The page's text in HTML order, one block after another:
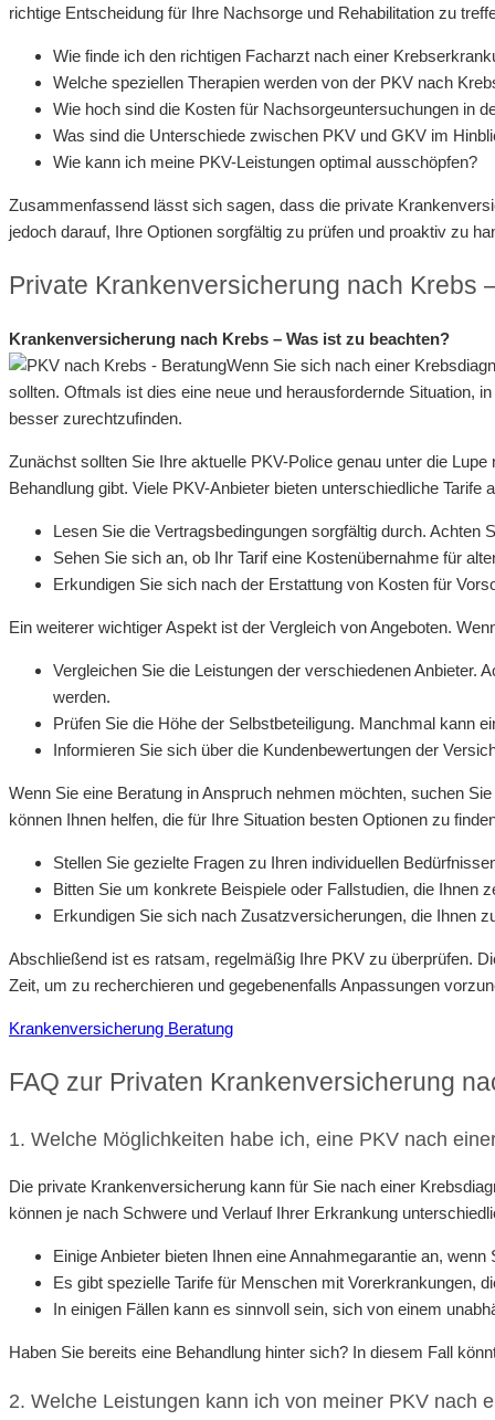
richtige Entscheidung für Ihre Nachsorge und Rehabilitation zu
Wie finde ich den richtigen Facharzt nach einer
Welche speziellen Therapien werden von der PKV nach
Wie hoch sind die Kosten für Nachsorgeuntersuchungen in
Was sind die Unterschiede zwischen PKV und GKV im
Wie kann ich meine PKV-Leistungen optimal ausschöpfen?
Zusammenfassend lässt sich sagen, dass die private
jedoch darauf, Ihre Optionen sorgfältig zu prüfen und proaktiv zu
Private Krankenversicherung nach Krebs
Krankenversicherung nach Krebs – Was ist zu beachten?
Wenn Sie sich nach einer
sollten. Oftmals ist dies eine neue und herausfordernde Situation,
besser zurechtzufinden.
Zunächst sollten Sie Ihre aktuelle PKV-Police genau unter die
Behandlung gibt. Viele PKV-Anbieter bieten unterschiedliche
Lesen Sie die Vertragsbedingungen sorgfältig durch.
Sehen Sie sich an, ob Ihr Tarif eine Kostenübernahme für
Erkundigen Sie sich nach der Erstattung von Kosten für
Ein weiterer wichtiger Aspekt ist der Vergleich von Angeboten.
Vergleichen Sie die Leistungen der verschiedenen Anbieter.
werden.
Prüfen Sie die Höhe der Selbstbeteiligung. Manchmal kann
Informieren Sie sich über die Kundenbewertungen der
Wenn Sie eine Beratung in Anspruch nehmen möchten, suchen
können Ihnen helfen, die für Ihre Situation besten Optionen zu
Stellen Sie gezielte Fragen zu Ihren individuellen
Bitten Sie um konkrete Beispiele oder Fallstudien, die Ihnen
Erkundigen Sie sich nach Zusatzversicherungen, die Ihnen
Abschließend ist es ratsam, regelmäßig Ihre PKV zu überprüfen.
Zeit, um zu recherchieren und gegebenenfalls Anpassungen
Krankenversicherung Beratung
FAQ zur Privaten Krankenversicherung
1. Welche Möglichkeiten habe ich, eine PKV nach
Die private Krankenversicherung kann für Sie nach einer
können je nach Schwere und Verlauf Ihrer Erkrankung
Einige Anbieter bieten Ihnen eine Annahmegarantie an,
Es gibt spezielle Tarife für Menschen mit Vorerkrankungen,
In einigen Fällen kann es sinnvoll sein, sich von einem
Haben Sie bereits eine Behandlung hinter sich? In diesem Fall
2. Welche Leistungen kann ich von meiner PKV nach